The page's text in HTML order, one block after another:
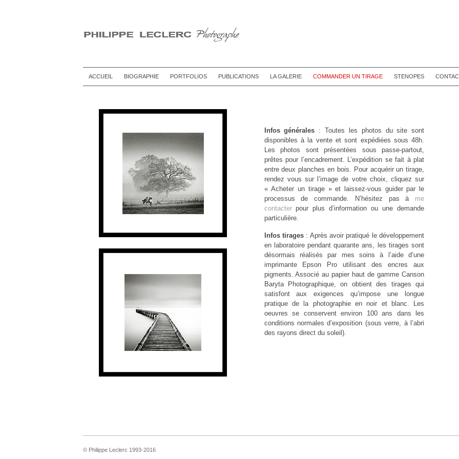
ACCUEIL BIOGRAPHIE PORTFOLIOS PUBLICATIONS LA GALERIE COMMANDER UN TIRAGE STENOPES
Infos générales : Toutes les photos du site sont
disponibles à la vente et sont expédiées sous 48h.
Les photos sont présentées sous passe-partout,
prêtes pour l’encadrement. L’expédition se fait à plat
entre deux planches en bois. Pour acquérir un tirage,
rendez vous sur l’image de votre choix, cliquez sur
« Acheter un tirage » et laissez-vous guider par le
processus de commande. N’hésitez pas à me
contacterpour plus d’information ou une demande
particulière.
Infos tirages: Après avoir pratiqué le développement
en laboratoire pendant quarante ans, les tirages sont
désormais réalisés par mes soins à l’aide d’une
imprimante Epson Pro utilisant des encres aux
pigments. Associé au papier haut de gamme Canson
Baryta Photographique, on obtient des tirages qui
satisfont aux exigences qu’impose une longue
pratique de la photographie en noir et blanc. Les
oeuvres se conservent environ 100 ans dans les
conditions normales d’exposition (sous verre, à l’abri
des rayons direct du soleil).
© Philippe Leclerc 1993-2016